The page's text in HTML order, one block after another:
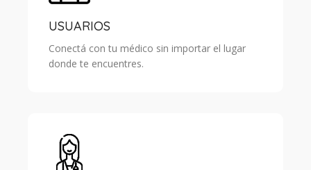
USUARIOS
Conectá con tu médico sin importar el lugar
donde te encuentres.